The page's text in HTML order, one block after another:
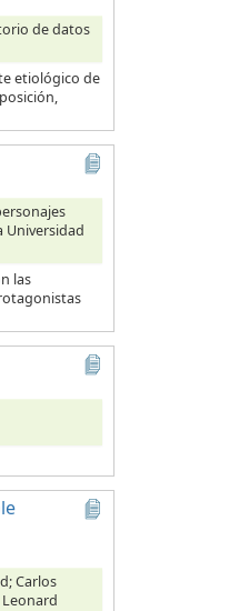
de datos
etiológico de
Universidad
las
Carlos
Leonard